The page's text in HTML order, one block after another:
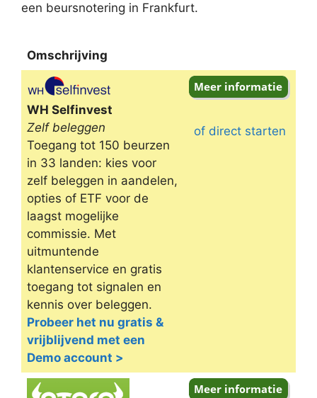
een beursnotering in Frankfurt.
Omschrijving
Omschrijving
WH Selfinvest
Zelf beleggen
Toegang tot 150 beurzen
in 33 landen: kies voor
zelf beleggen in aandelen,
opties of ETF voor de
laagst mogelijke
commissie. Met
uitmuntende
klantenservice en gratis
toegang tot signalen en
kennis over beleggen.
Probeer het nu gratis &
vrijblijvend met een
Demo account >
of direct starten